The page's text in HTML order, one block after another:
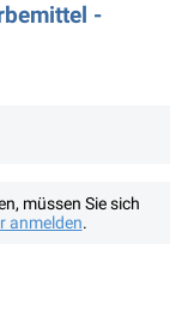
-
müssen Sie sich
anmelden.